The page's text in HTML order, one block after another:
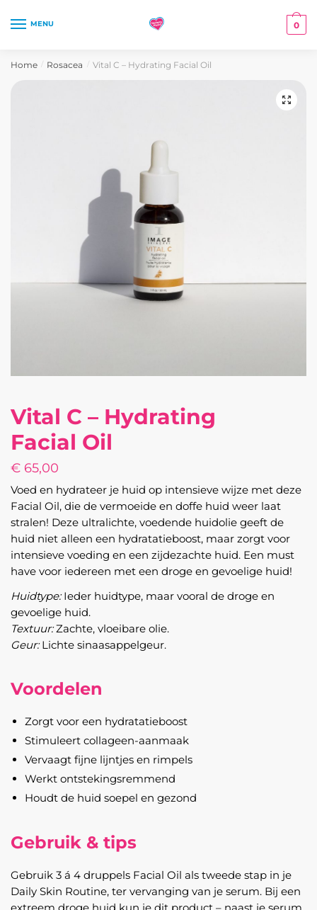
MENU 0
Home Rosacea Vital C – Hydrating Facial Oil
Vital C – Hydrating
Facial Oil
€ 65,00
Voed en hydrateer je huid op intensieve wijze met deze
Facial Oil, die de vermoeide en doffe huid weer laat
stralen! Deze ultralichte, voedende huidolie geeft de
huid niet alleen een hydratatieboost, maar zorgt voor
intensieve voeding en een zijdezachte huid. Een must
have voor iedereen met een droge en gevoelige huid!
Huidtype:Ieder huidtype, maar vooral de droge en
gevoelige huid.
Textuur:Zachte, vloeibare olie.
Geur:Lichte sinaasappelgeur.
Voordelen
Zorgt voor een hydratatieboost
Stimuleert collageen-aanmaak
Vervaagt fijne lijntjes en rimpels
Werkt ontstekingsremmend
Houdt de huid soepel en gezond
Gebruik & tips
Gebruik 3 á 4 druppels Facial Oil als tweede stap in je
Daily Skin Routine, ter vervanging van je serum. Bij een